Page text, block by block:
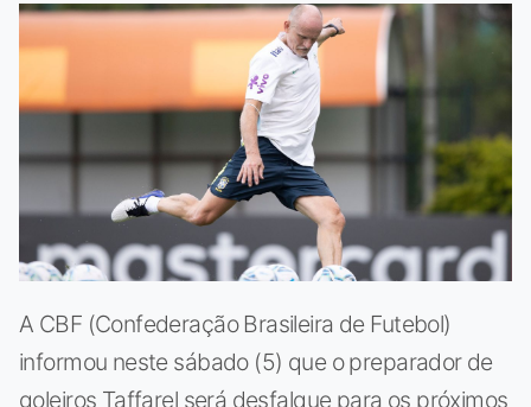
A CBF (Confederação Brasileira de Futebol)
informou neste sábado (5) que o preparador de
goleiros Taffarel será desfalque para os próximos